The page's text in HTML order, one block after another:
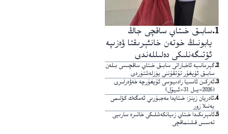
1
.سابىق خىتاي ساقچى جاڭ
يابونىڭ خوتەن خانئېرىقتا ۋەزىپە
ئۆتىگەنلىكى دەلىللەندى
2
.گېرمانىيە ئاخباراتى سابىق خىتاي ساقچىسى بىلەن
سابىق ئۇيغۇر تۇتقۇننى يۈزلەشتۈردى
3
.ئەركىن ئاسىيا رادىيوسى ئۇيغۇرچە خەۋەرلىرى
(2026-يىل 31-ئىيۇل)
4
.ئادريان زېنز: خىتايدا مەجبۇرىي ئەمگەك كۆلىمى
يەنىلا زور
5
.ئامېرىكىدا خىتاي زىيانكەشلىكى خاتىرە سارىيى
تەسىس قىلىنماقچى